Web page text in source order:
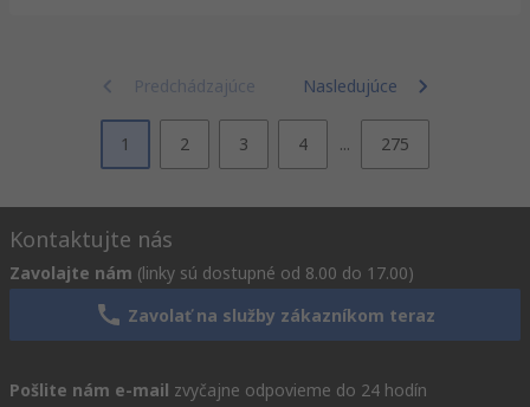
Predchádzajúce Nasledujúce
1 2 3 4 ... 275
Kontaktujte nás
Zavolajte nám (linky sú dostupné od 8.00 do 17.00)
Zavolať na služby zákazníkom teraz
Pošlite nám e-mail zvyčajne odpovieme do 24 hodín